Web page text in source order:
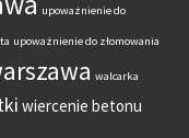
upoważnienie do
upoważnienie do złomowania
walcarka
wiercenie betonu